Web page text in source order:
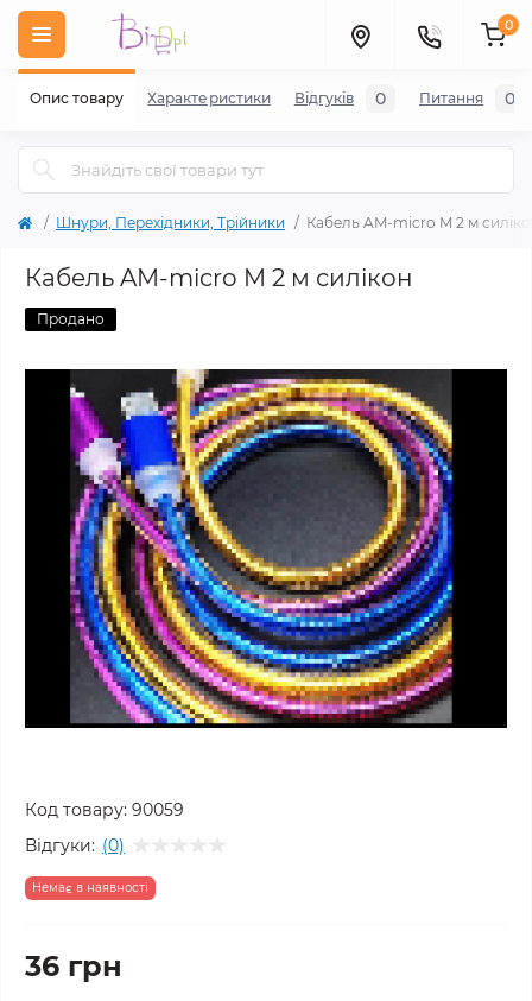
0
Шнури, Перехідники, Трійники Кабель AM-micro M 2 м
Кабель AM-micro M 2 м силікон
Продано
Код товару: 90059
Відгуки: (0)
Немає в наявності
36 грн
Опис товару Характеристики Відгуків 0 Питання 0